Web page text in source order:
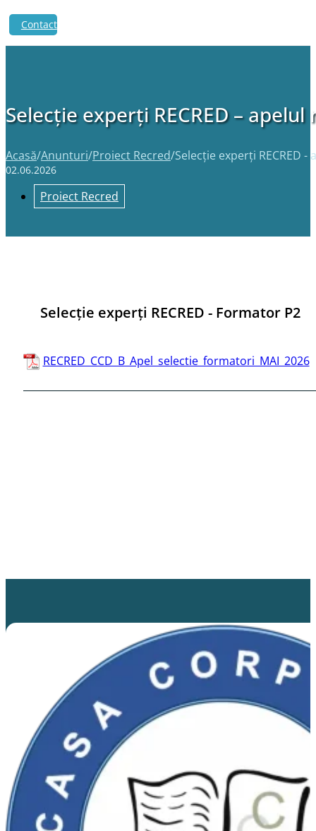
Contact
Selecție experți RECRED – apelul
Acasă/Anunturi/Proiect Recred/Selecție experți RECRED -
02.06.2026
Proiect Recred
Selecție experți RECRED - Formator P2
RECRED_CCD_B_Apel_selectie_formatori_MAI_2026